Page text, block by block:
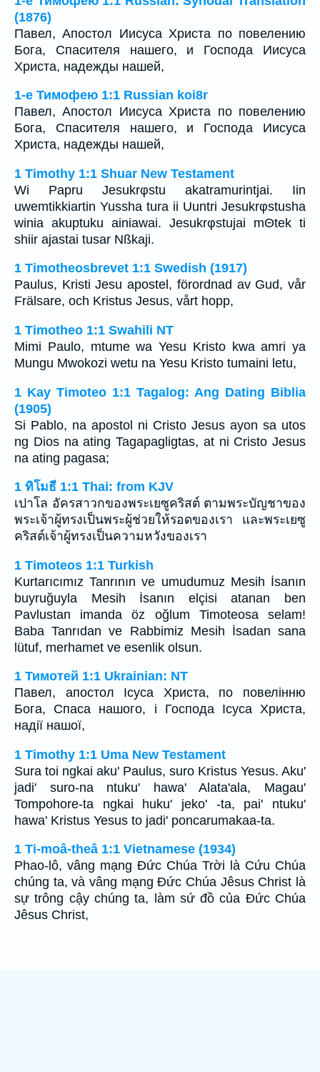
(1876)
Павел, Апостол Иисуса Христа по повелению
Бога, Спасителя нашего, и Господа Иисуса
Христа, надежды нашей,
1-е Тимофею 1:1 Russian koi8r
Павел, Апостол Иисуса Христа по повелению
Бога, Спасителя нашего, и Господа Иисуса
Христа, надежды нашей,
1 Timothy 1:1 Shuar New Testament
Wi Papru Jesukrφstu akatramurintjai. Iin
uwemtikkiartin Yussha tura ii Uuntri Jesukrφstusha
winia akuptuku ainiawai. Jesukrφstujai mΘtek ti
shiir ajastai tusar Nßkaji.
1 Timotheosbrevet 1:1 Swedish (1917)
Paulus, Kristi Jesu apostel, förordnad av Gud, vår
Frälsare, och Kristus Jesus, vårt hopp,
1 Timotheo 1:1 Swahili NT
Mimi Paulo, mtume wa Yesu Kristo kwa amri ya
Mungu Mwokozi wetu na Yesu Kristo tumaini letu,
1 Kay Timoteo 1:1 Tagalog: Ang Dating Biblia
(1905)
Si Pablo, na apostol ni Cristo Jesus ayon sa utos
ng Dios na ating Tagapagligtas, at ni Cristo Jesus
na ating pagasa;
1 ทิโมธี 1:1 Thai: from KJV
เปาโล อัครสาวกของพระเยซูคริสต์ ตามพระบัญชาของ
พระเจ้าผู้ทรงเป็นพระผู้ช่วยให้รอดของเรา และพระเยซู
คริสต์เจ้าผู้ทรงเป็นความหวังของเรา
1 Timoteos 1:1 Turkish
Kurtarıcımız Tanrının ve umudumuz Mesih İsanın
buyruğuyla Mesih İsanın elçisi atanan ben
Pavlustan imanda öz oğlum Timoteosa selam!
Baba Tanrıdan ve Rabbimiz Mesih İsadan sana
lütuf, merhamet ve esenlik olsun.
1 Тимотей 1:1 Ukrainian: NT
Павел, апостол Ісуса Христа, по повелінню
Бога, Спаса нашого, і Господа Ісуса Христа,
надії нашої,
1 Timothy 1:1 Uma New Testament
Sura toi ngkai aku' Paulus, suro Kristus Yesus. Aku'
jadi' suro-na ntuku' hawa' Alata'ala, Magau'
Tompohore-ta ngkai huku' jeko' -ta, pai' ntuku'
hawa' Kristus Yesus to jadi' poncarumakaa-ta.
1 Ti-moâ-theâ 1:1 Vietnamese (1934)
Phao-lô, vâng mạng Ðức Chúa Trời là Cứu Chúa
chúng ta, và vâng mạng Ðức Chúa Jêsus Christ là
sự trông cậy chúng ta, làm sứ đồ của Ðức Chúa
Jêsus Christ,